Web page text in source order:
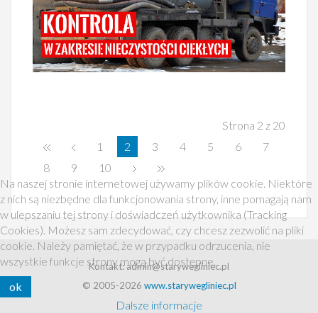
Strona 2 z 20
1
2 3 4 5 6
7
8
9 10
Kontakt: admin@starywegliniec.pl
© 2005-2026 www.starywegliniec.pl
Na naszej stronie internetowej używamy plików cookie. Niektóre
z nich są niezbędne dla funkcjonowania strony, inne pomagają nam
w ulepszaniu tej strony i doświadczeń użytkownika (Tracking
Cookies). Możesz sam zdecydować, czy chcesz zezwolić na pliki
cookie. Należy pamiętać, że w przypadku odrzucenia, nie
wszystkie funkcje strony mogą być dostępne.
ok
Dalsze informacje